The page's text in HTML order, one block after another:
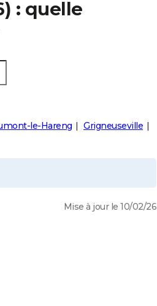
: quelle
le-Hareng
Grigneuseville
Mise à jour le 10/02/26